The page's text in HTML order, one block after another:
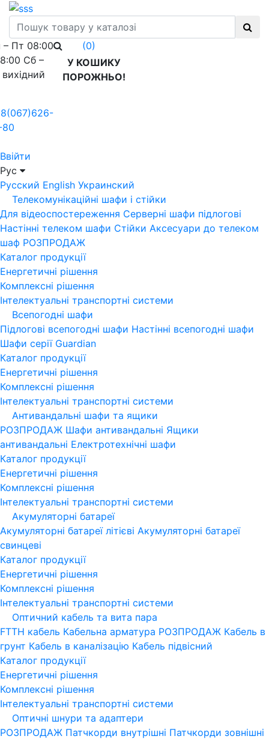
– Пт 08:00
Сб –
80
(0)
У КОШИКУ
ПОРОЖНЬО!
Ввійти
Рус
Русский English Украинский
Телекомунікаційні шафи і стійки
Для відеоспостереження Серверні шафи підлогові
Настінні телеком шафи Стійки Аксесуари до телеком
шаф РОЗПРОДАЖ
Каталог продукції
Енергетичні рішення
Комплексні рішення
Інтелектуальні транспортні системи
Всепогодні шафи
Підлогові всепогодні шафи Настінні всепогодні шафи
Шафи серії Guardian
Каталог продукції
Енергетичні рішення
Комплексні рішення
Інтелектуальні транспортні системи
Антивандальні шафи та ящики
РОЗПРОДАЖ Шафи антивандальні Ящики
антивандальні Електротехнічні шафи
Каталог продукції
Енергетичні рішення
Комплексні рішення
Інтелектуальні транспортні системи
Акумуляторні батареї
Акумуляторні батареї літієві Акумуляторні батареї
свинцеві
Каталог продукції
Енергетичні рішення
Комплексні рішення
Інтелектуальні транспортні системи
Оптичний кабель та вита пара
FTTH кабель Кабельна арматура РОЗПРОДАЖ Кабель в
грунт Кабель в каналізацію Кабель підвісний
Каталог продукції
Енергетичні рішення
Комплексні рішення
Інтелектуальні транспортні системи
Оптичні шнури та адаптери
РОЗПРОДАЖ Патчкорди внутрішні Патчкорди зовнішні